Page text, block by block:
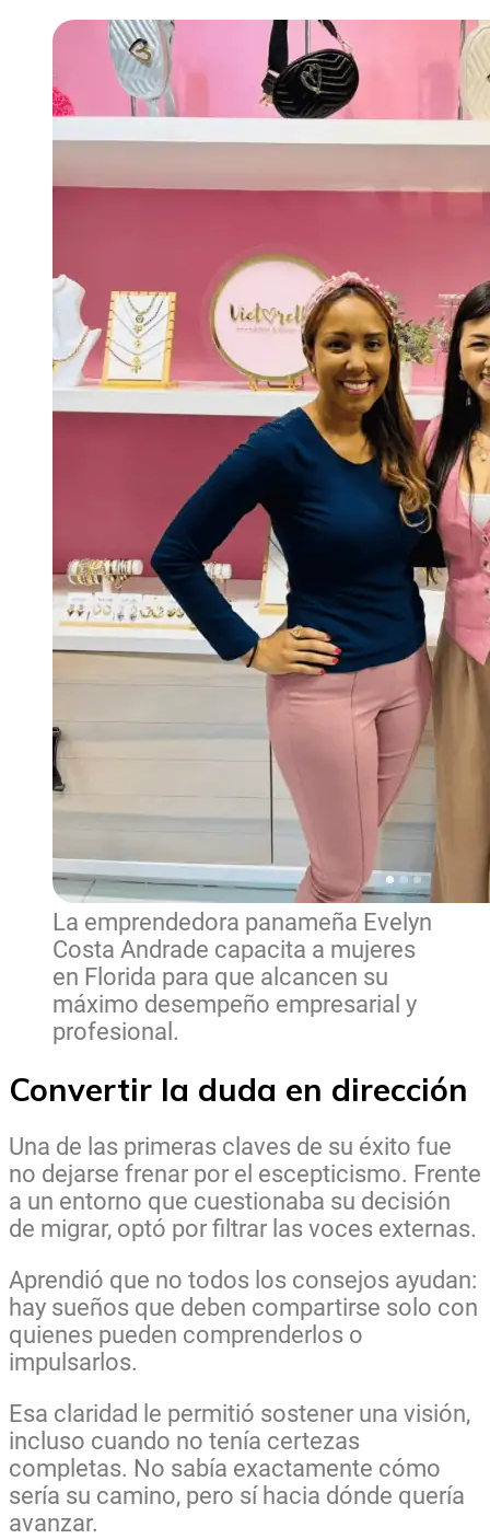
La emprendedora panameña Evelyn
Costa Andrade capacita a mujeres
en Florida para que alcancen su
máximo desempeño empresarial y
profesional.
Convertir la duda en dirección
Una de las primeras claves de su éxito fue
no dejarse frenar por el escepticismo. Frente
a un entorno que cuestionaba su decisión
de migrar, optó por filtrar las voces externas.
Aprendió que no todos los consejos ayudan:
hay sueños que deben compartirse solo con
quienes pueden comprenderlos o
impulsarlos.
Esa claridad le permitió sostener una visión,
incluso cuando no tenía certezas
completas. No sabía exactamente cómo
sería su camino, pero sí hacia dónde quería
avanzar.